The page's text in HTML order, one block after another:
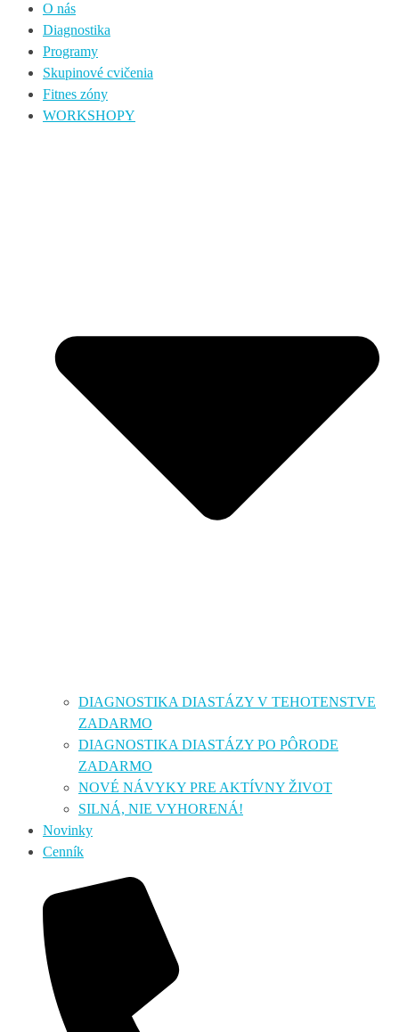
O nás
Diagnostika
Programy
Skupinové cvičenia
Fitnes zóny
WORKSHOPY
DIAGNOSTIKA DIASTÁZY V TEHOTENSTVE
ZADARMO
DIAGNOSTIKA DIASTÁZY PO PÔRODE
ZADARMO
NOVÉ NÁVYKY PRE AKTÍVNY ŽIVOT
SILNÁ, NIE VYHORENÁ!
Novinky
Cenník